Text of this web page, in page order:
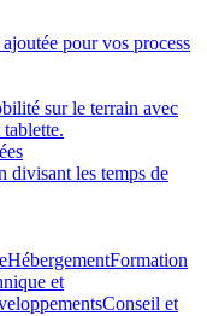
pour vos process
sur le terrain avec
divisant les temps de
HébergementFormation
et
Conseil et